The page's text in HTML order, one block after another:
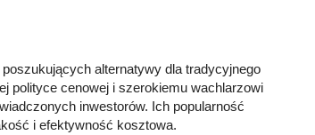
alternatywy dla tradycyjnego
polityce cenowej i szerokiemu wachlarzowi
inwestorów. Ich popularność
i efektywność kosztowa.